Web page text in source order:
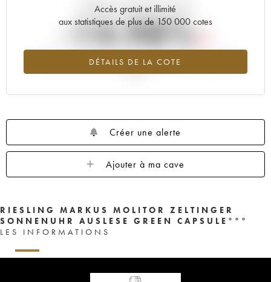
Accès gratuit et illimité
aux statistiques de plus de 150 000 cotes
DÉTAILS DE LA COTE
Tendance actuelle de la cote
-14.98%
Tendance à la baisse du millésime 2019 en 2026 par rapport à
Créer une alerte
Ajouter à ma cave
RIESLING MARKUS MOLITOR ZELTINGER
SONNENUHR AUSLESE GREEN CAPSULE°°°
LES INFORMATIONS